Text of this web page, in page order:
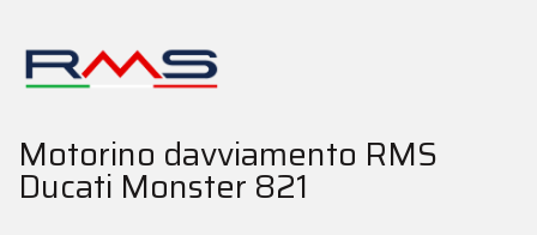
Motorino davviamento RMS
Ducati Monster 821